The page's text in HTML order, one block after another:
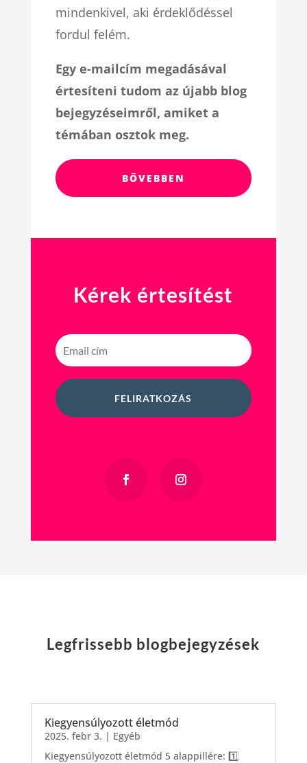
mindenkivel, aki érdeklődéssel
fordul felém.
Egy e-mailcím megadásával
értesíteni tudom az újabb blog
bejegyzéseimről, amiket a
témában osztok meg.
BŐVEBBEN
Kérek értesítést
FELIRATKOZÁS
Legfrissebb blogbejegyzések
Kiegyensúlyozott életmód
2025. febr 3. | Egyéb
Kiegyensúlyozott életmód 5 alappillére: 1️⃣